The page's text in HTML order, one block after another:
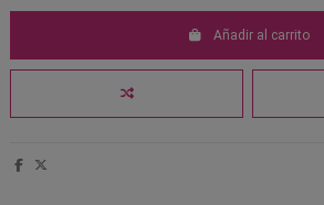
Añadir al carrito